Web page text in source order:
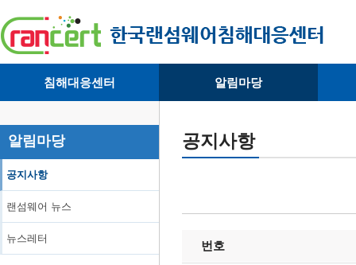
침해대응센터
· 침해피해신고
· 개인정보취급방침
알림마당
· 뉴스레터
알림마당
공지사항
랜섬웨어 뉴스
뉴스레터
공지사항
번호